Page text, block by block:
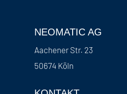
NEOMATIC AG
Aachener Str. 23
50674 Köln